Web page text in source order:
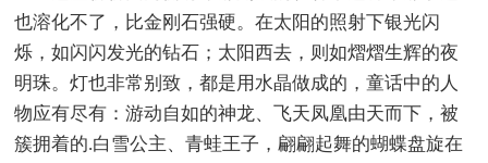
也溶化不了，比金刚石强硬。在太阳的照射下银光闪
烁，如闪闪发光的钻石；太阳西去，则如熠熠生辉的夜
明珠。灯也非常别致，都是用水晶做成的，童话中的人
物应有尽有：游动自如的神龙、飞天凤凰由天而下，被
簇拥着的.白雪公主、青蛙王子，翩翩起舞的蝴蝶盘旋在